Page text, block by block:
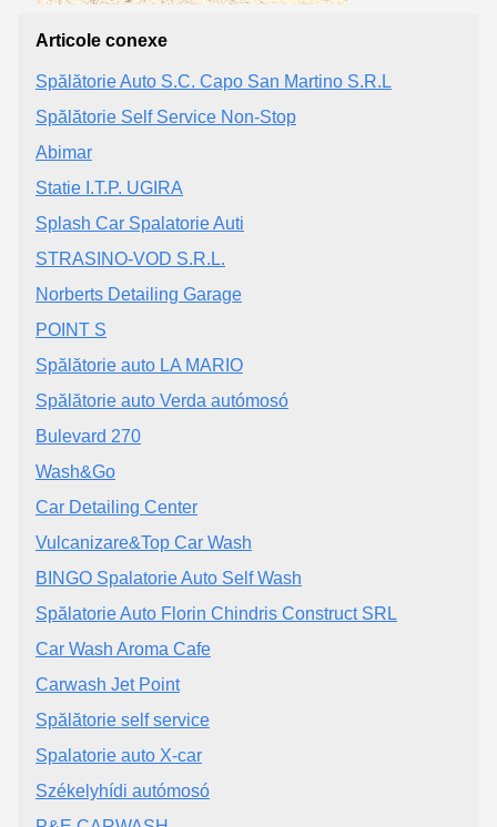
Articole conexe
Spălătorie Auto S.C. Capo San Martino S.R.L
Spălătorie Self Service Non-Stop
Abimar
Statie I.T.P. UGIRA
Splash Car Spalatorie Auti
STRASINO-VOD S.R.L.
Norberts Detailing Garage
POINT S
Spălătorie auto LA MARIO
Spălătorie auto Verda autómosó
Bulevard 270
Wash&Go
Car Detailing Center
Vulcanizare&Top Car Wash
BINGO Spalatorie Auto Self Wash
Spălatorie Auto Florin Chindris Construct SRL
Car Wash Aroma Cafe
Carwash Jet Point
Spălătorie self service
Spalatorie auto X-car
Székelyhídi autómosó